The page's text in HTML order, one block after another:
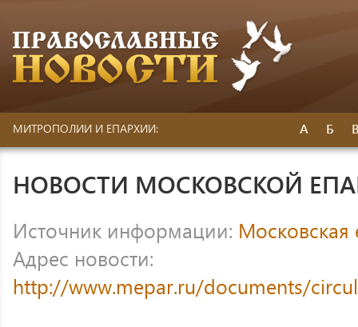
МИТРОПОЛИИ И ЕПАРХИИ: А Б
НОВОСТИ МОСКОВСКОЙ
Источник информации: Московская
Адрес новости:
http://www.mepar.ru/documents/